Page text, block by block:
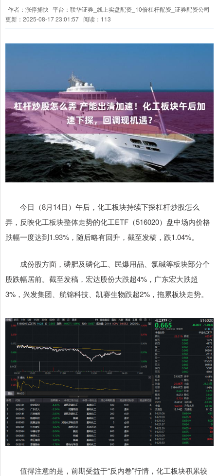
作者：涨停捕快 平台：联华证券_线上实盘配资_10倍杠杆配资_证券配资公司
更新：2025-08-17 23:01:57 阅读：113
今日（8月14日）午后，化工板块持续下探杠杆炒股怎么
弄，反映化工板块整体走势的化工ETF（516020）盘中场内价格
跌幅一度达到1.93%，随后略有回升，截至发稿，跌1.04%。
成份股方面，磷肥及磷化工、民爆用品、氯碱等板块部分个
股跌幅居前。截至发稿，宏达股份大跌超4%，广东宏大跌超
3%，兴发集团、航锦科技、凯赛生物跌超2%，拖累板块走势。
值得注意的是，前期受益于“反内卷”行情，化工板块积累较